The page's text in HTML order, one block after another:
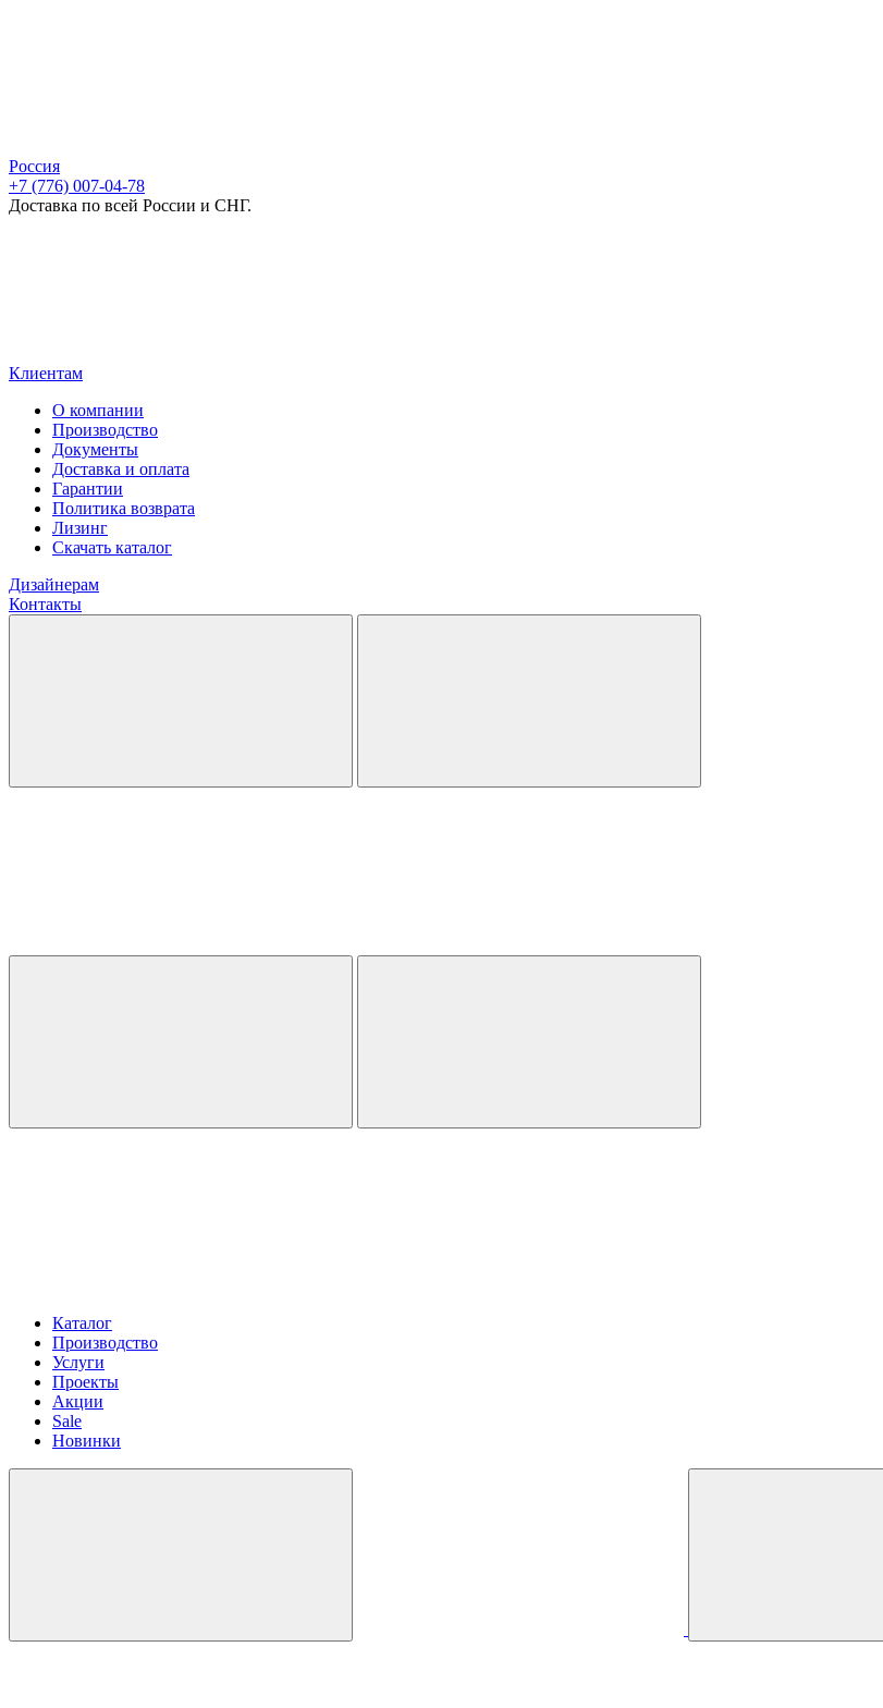
Россия
+7 (776) 007-04-78
Доставка по всей России и СНГ.
Клиентам
О компании
Производство
Документы
Доставка и оплата
Гарантии
Политика возврата
Лизинг
Скачать каталог
Дизайнерам
Контакты
Каталог
Производство
Услуги
Проекты
Акции
Sale
Новинки